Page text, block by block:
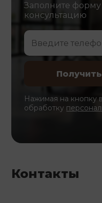
Заполните
консультацию
Нажимая на кнопку
обработку
Контакты